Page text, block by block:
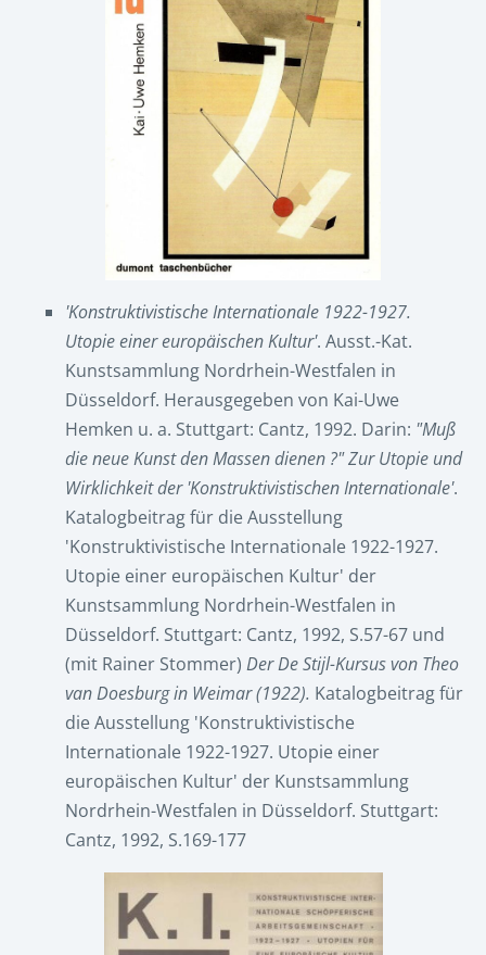
'Konstruktivistische Internationale 1922-1927.
Utopie einer europäischen Kultur'. Ausst.-Kat.
Kunstsammlung Nordrhein-Westfalen in
Düsseldorf. Herausgegeben von Kai-Uwe
Hemken u. a. Stuttgart: Cantz, 1992. Darin: "Muß
die neue Kunst den Massen dienen ?" Zur Utopie und
Wirklichkeit der 'Konstruktivistischen Internationale'.
Katalogbeitrag für die Ausstellung
'Konstruktivistische Internationale 1922-1927.
Utopie einer europäischen Kultur' der
Kunstsammlung Nordrhein-Westfalen in
Düsseldorf. Stuttgart: Cantz, 1992, S.57-67 und
(mit Rainer Stommer) Der De Stijl-Kursus von Theo
van Doesburg in Weimar (1922). Katalogbeitrag für
die Ausstellung 'Konstruktivistische
Internationale 1922-1927. Utopie einer
europäischen Kultur' der Kunstsammlung
Nordrhein-Westfalen in Düsseldorf. Stuttgart:
Cantz, 1992, S.169-177